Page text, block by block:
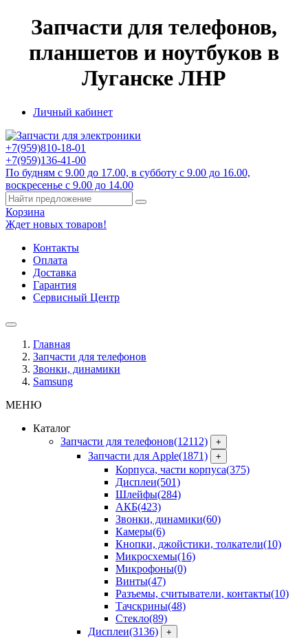
Запчасти для телефонов,
планшетов и ноутбуков в
Луганске ЛНР
Личный кабинет
+7(959)810-18-01
+7(959)136-41-00
По будням с 9.00 до 17.00, в субботу с 9.00 до 16.00,
воскресенье с 9.00 до 14.00
Корзина
Ждет новых товаров!
Контакты
Оплата
Доставка
Гарантия
Сервисный Центр
Главная
Запчасти для телефонов
Звонки, динамики
Samsung
МЕНЮ
Каталог
Запчасти для телефонов(12112) +
Запчасти для Apple(1871) +
Корпуса, части корпуса(375)
Дисплеи(501)
Шлейфы(284)
АКБ(423)
Звонки, динамики(60)
Камеры(6)
Кнопки, джойстики, толкатели(10)
Микросхемы(16)
Микрофоны(0)
Винты(47)
Разъемы, считыватели, контакты(10)
Тачскрины(48)
Стекло(89)
Дисплеи(3136) +